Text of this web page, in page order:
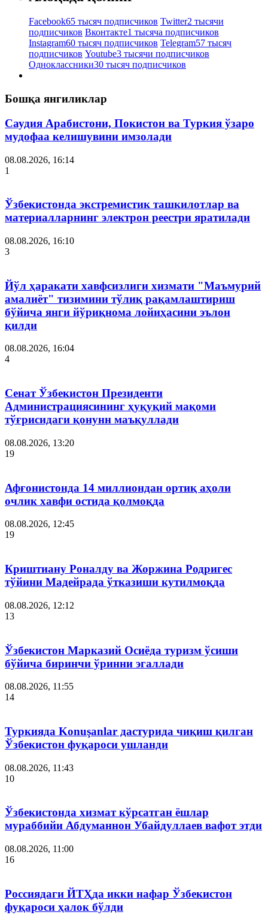
Facebook65 тысяч подписчиков Twitter2 тысячи
подписчиков Вконтакте1 тысяча подписчиков
Instagram60 тысяч подписчиков Telegram57 тысяч
подписчиков Youtube3 тысячи подписчиков
Одноклассники30 тысяч подписчиков
Бошқа янгиликлар
Саудия Арабистони, Покистон ва Туркия ўзаро
мудофаа келишувини имзолади
08.08.2026, 16:14
1
Ўзбекистонда экстремистик ташкилотлар ва
материалларнинг электрон реестри яратилади
08.08.2026, 16:10
3
Йўл ҳаракати хавфсизлиги хизмати "Маъмурий
амалиёт" тизимини тўлиқ рақамлаштириш
бўйича янги йўриқнома лойиҳасини эълон
қилди
08.08.2026, 16:04
4
Сенат Ўзбекистон Президенти
Администрациясининг ҳуқуқий мақоми
тўғрисидаги қонунн маъқуллади
08.08.2026, 13:20
19
Афғонистонда 14 миллиондан ортиқ аҳоли
очлик хавфи остида қолмоқда
08.08.2026, 12:45
19
Криштиану Роналду ва Жоржина Родригес
тўйини Мадейрада ўтказиши кутилмоқда
08.08.2026, 12:12
13
Ўзбекистон Марказий Осиёда туризм ўсиши
бўйича биринчи ўринни эгаллади
08.08.2026, 11:55
14
Туркияда Konuşanlar дастурида чиқиш қилган
Ўзбекистон фуқароси ушланди
08.08.2026, 11:43
10
Ўзбекистонда хизмат кўрсатган ёшлар
мураббийи Абдуманнон Убайдуллаев вафот этди
08.08.2026, 11:00
16
Россиядаги ЙТҲда икки нафар Ўзбекистон
фуқароси ҳалок бўлди